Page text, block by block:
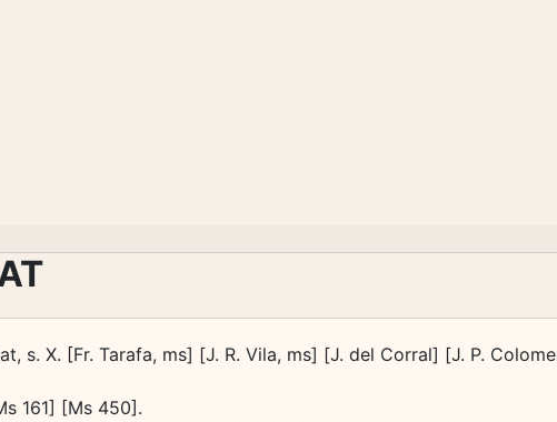
s. X. [Fr. Tarafa, ms] [J. R. Vila, ms] [J. del Corral] [J. P.
161] [Ms 450].